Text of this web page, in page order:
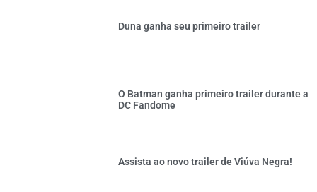
Duna ganha seu primeiro trailer
O Batman ganha primeiro trailer durante a
DC Fandome
Assista ao novo trailer de Viúva Negra!